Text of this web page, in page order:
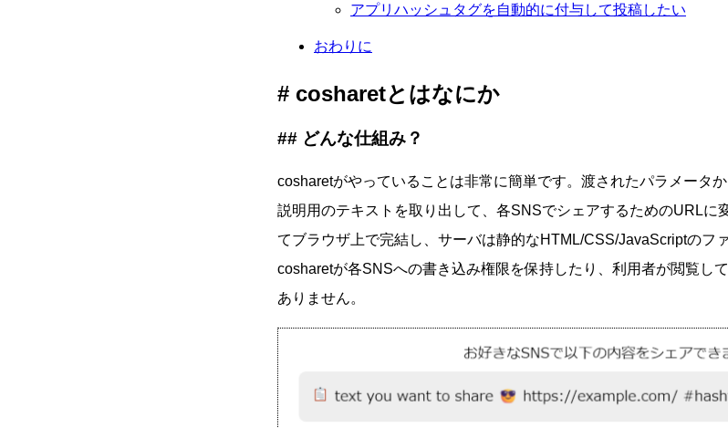
アプリハッシュタグを自動的に付与して投稿したい
おわりに
cosharetとはなにか
どんな仕組み？
cosharetがやっていることは非常に簡単です。渡されたパラメータ
説明用のテキストを取り出して、各SNSでシェアするためのURLに
てブラウザ上で完結し、サーバは静的なHTML/CSS/JavaScriptのフ
cosharetが各SNSへの書き込み権限を保持したり、利用者が閲覧し
ありません。